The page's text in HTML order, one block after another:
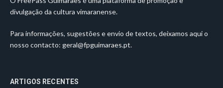
divulgação da cultura vimaranense.
Para informações, sugestões e envio de textos, deixamos aqui o
nosso contacto: geral@fpguimaraes.pt.
ARTIGOS RECENTES